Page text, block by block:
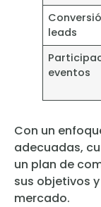
leads
eventos
Con un
adecuadas,
un plan de
sus objetivos
mercado.